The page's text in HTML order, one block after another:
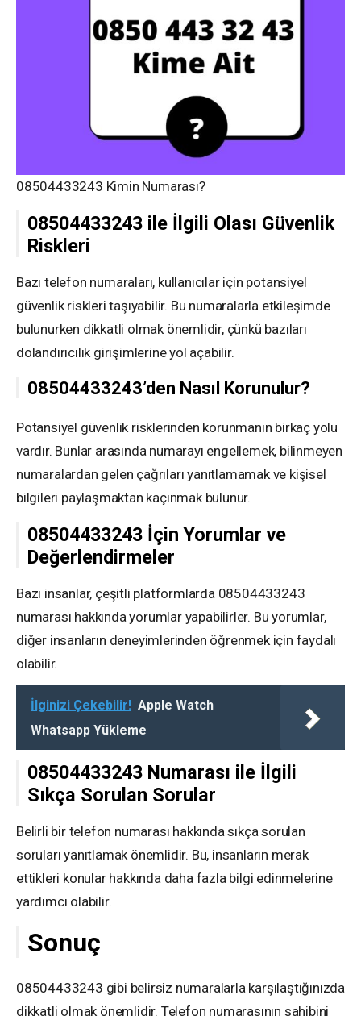
08504433243 Kimin Numarası?
08504433243 ile İlgili Olası Güvenlik
Riskleri
Bazı telefon numaraları, kullanıcılar için potansiyel
güvenlik riskleri taşıyabilir. Bu numaralarla etkileşimde
bulunurken dikkatli olmak önemlidir, çünkü bazıları
dolandırıcılık girişimlerine yol açabilir.
08504433243’den Nasıl Korunulur?
Potansiyel güvenlik risklerinden korunmanın birkaç yolu
vardır. Bunlar arasında numarayı engellemek, bilinmeyen
numaralardan gelen çağrıları yanıtlamamak ve kişisel
bilgileri paylaşmaktan kaçınmak bulunur.
08504433243 İçin Yorumlar ve
Değerlendirmeler
Bazı insanlar, çeşitli platformlarda 08504433243
numarası hakkında yorumlar yapabilirler. Bu yorumlar,
diğer insanların deneyimlerinden öğrenmek için faydalı
olabilir.
İlginizi Çekebilir! Apple Watch
Whatsapp Yükleme
08504433243 Numarası ile İlgili
Sıkça Sorulan Sorular
Belirli bir telefon numarası hakkında sıkça sorulan
soruları yanıtlamak önemlidir. Bu, insanların merak
ettikleri konular hakkında daha fazla bilgi edinmelerine
yardımcı olabilir.
Sonuç
08504433243 gibi belirsiz numaralarla karşılaştığınızda
dikkatli olmak önemlidir. Telefon numarasının sahibini